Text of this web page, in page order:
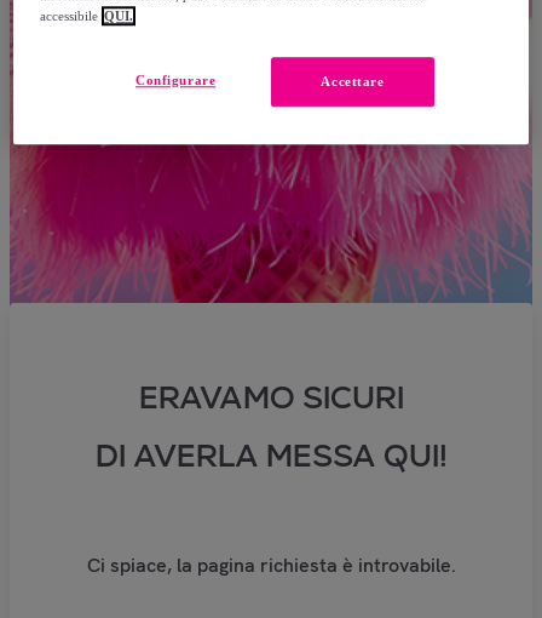
ERAVAMO SICURI
DI AVERLA MESSA QUI!
Ci spiace, la pagina richiesta è introvabile.
accessibile QUI.
Accettare
Configurare